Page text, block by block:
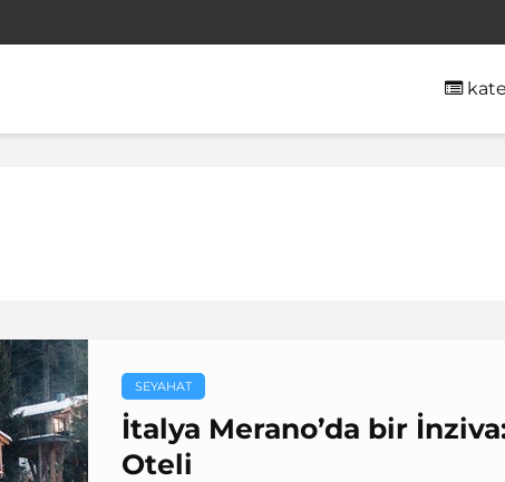
SEYAHAT
İtalya Merano’da bir
Oteli